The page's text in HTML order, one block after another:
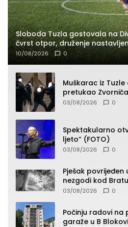
Sloboda Tuzla gostovala na
čvrst otpor, druženje
10/08/2026 0
Muškarac iz
pretukao
tužilaštvu
03/08/2026 0
Spektakularno
ljeto“ (FOTO)
03/08/2026 0
Pješak
nezgodi kod
03/08/2026 0
Počinju radovi na
garaže u B